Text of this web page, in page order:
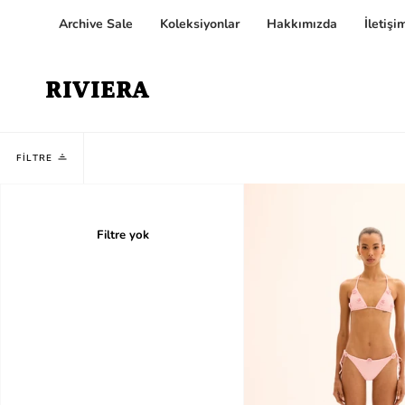
Archive Sale Koleksiyonlar Hakkımızda
RIVIERA
FILTRE
Filtre yok